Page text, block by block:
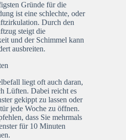
Gründe für die
ist eine schlechte, oder
Durch den
steigt die
und der Schimmel kann
ausbreiten.
liegt oft auch daran,
Lüften. Dabei reicht es
gekippt zu lassen oder
jede Woche zu öffnen.
dass Sie mehrmals
für 10 Minuten